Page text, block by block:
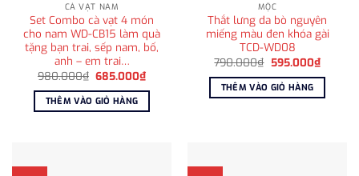
CÀ VẠT NAM
Set Combo cà vạt 4 món
cho nam WD-CB15 làm quà
tặng bạn trai, sếp nam, bố,
anh – em trai…
980.000₫ Giá
là:
980.000₫.
685.000₫Giá
hiện
tại
685.000₫.
THÊM VÀO GIỎ HÀNG
MỘC
Thắt lưng da bò nguyên
miếng màu đen khóa gài
TCD-WD08
790.000₫ Giá
là:
790.000₫.
595.000₫Giá
hiện
tại
THÊM VÀO GIỎ HÀNG